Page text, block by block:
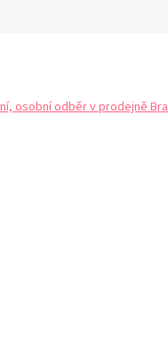
osobní odběr v prodejně Bra